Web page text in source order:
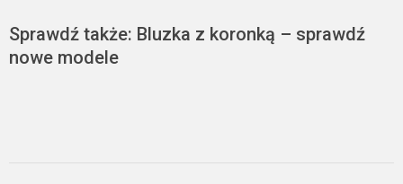
Sprawdź także: Bluzka z koronką – sprawdź
nowe modele